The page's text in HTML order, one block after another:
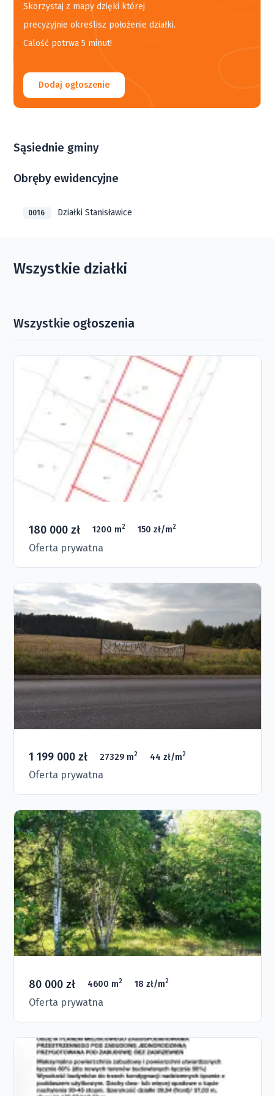
Skorzystaj z mapy dzięki której
precyzyjnie określisz położenie działki.
Calość potrwa 5 minut!
Dodaj ogłoszenie
Sąsiednie gminy
Obręby ewidencyjne
0016 Działki Stanisławice
Wszystkie działki
Wszystkie ogłoszenia
180 000 zł 1200 m2 150 zł/m2
Oferta prywatna
1 199 000 zł 27329 m2 44 zł/m2
Oferta prywatna
80 000 zł 4600 m2 18 zł/m2
Oferta prywatna